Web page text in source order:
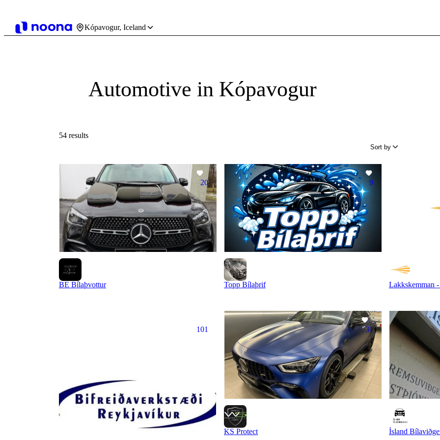
Kópavogur, Iceland
Automotive in Kópavogur
54 results
Sort by
20
BE Bílaþvottur
9
Topp Bílaþrif Lakkskemman
101 31
KS Protect Ísland